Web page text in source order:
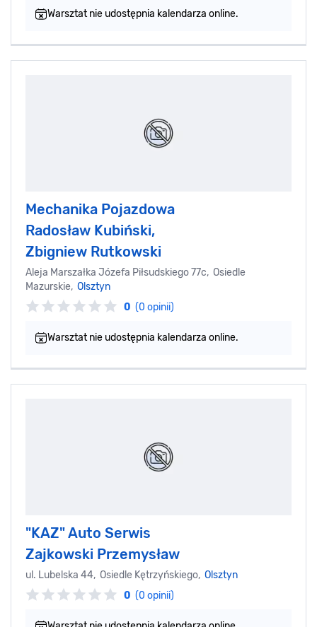
Warsztat nie udostępnia kalendarza online.
Mechanika Pojazdowa
Radosław Kubiński,
Zbigniew Rutkowski
Aleja Marszałka Józefa Piłsudskiego 77c, Osiedle
Mazurskie, Olsztyn
0 (0 opinii)
Warsztat nie udostępnia kalendarza online.
"KAZ" Auto Serwis
Zajkowski Przemysław
ul. Lubelska 44, Osiedle Kętrzyńskiego, Olsztyn
0 (0 opinii)